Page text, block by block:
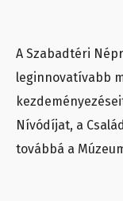
A Szabadtéri
leginnovatívabb
Nívódíjat, a
továbbá a